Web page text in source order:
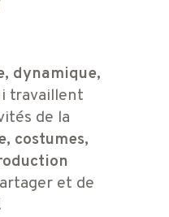
dynamique,
travaillent
de la
costumes,
et de